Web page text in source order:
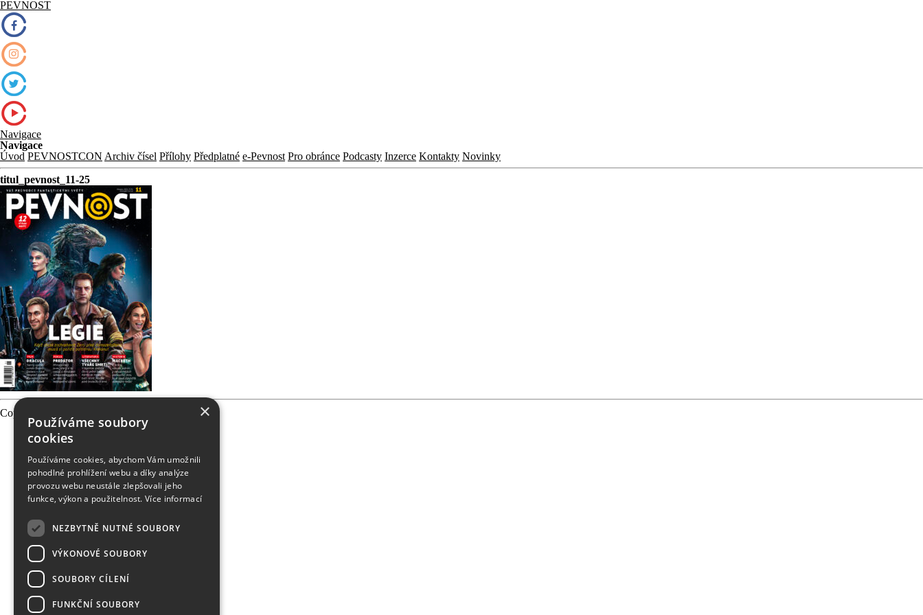
PEVNOST
Navigace
Navigace
Úvod PEVNOSTCON Archiv čísel Přílohy Předplatné e-Pevnost Pro obránce Podcasty Inzerce Kontakty Novinky
titul_pevnost_11-25
Copyright 2026 PEVNOST, made ×
Používáme soubory
cookies
Používáme cookies, abychom Vám umožnili
pohodlné prohlížení webu a díky analýze
provozu webu neustále zlepšovali jeho
funkce, výkon a použitelnost.Více informací
NEZBYTNĚ NUTNÉ SOUBORY
VÝKONOVÉ SOUBORY
SOUBORY CÍLENÍ
FUNKČNÍ SOUBORY